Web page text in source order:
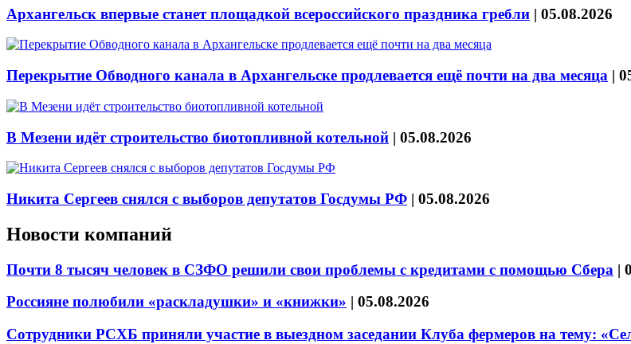
Архангельск впервые станет площадкой всероссийского праздника гребли | 05.08.2026
Перекрытие Обводного канала в Архангельске продлевается ещё почти на два месяца |
В Мезени идёт строительство биотопливной котельной | 05.08.2026
Никита Сергеев снялся с выборов депутатов Госдумы РФ | 05.08.2026
Новости компаний
Почти 8 тысяч человек в СЗФО решили свои проблемы с кредитами с помощью Сбера |
Россияне полюбили «раскладушки» и «книжки» | 05.08.2026
Сотрудники РСХБ приняли участие в выездном заседании Клуба фермеров на тему: